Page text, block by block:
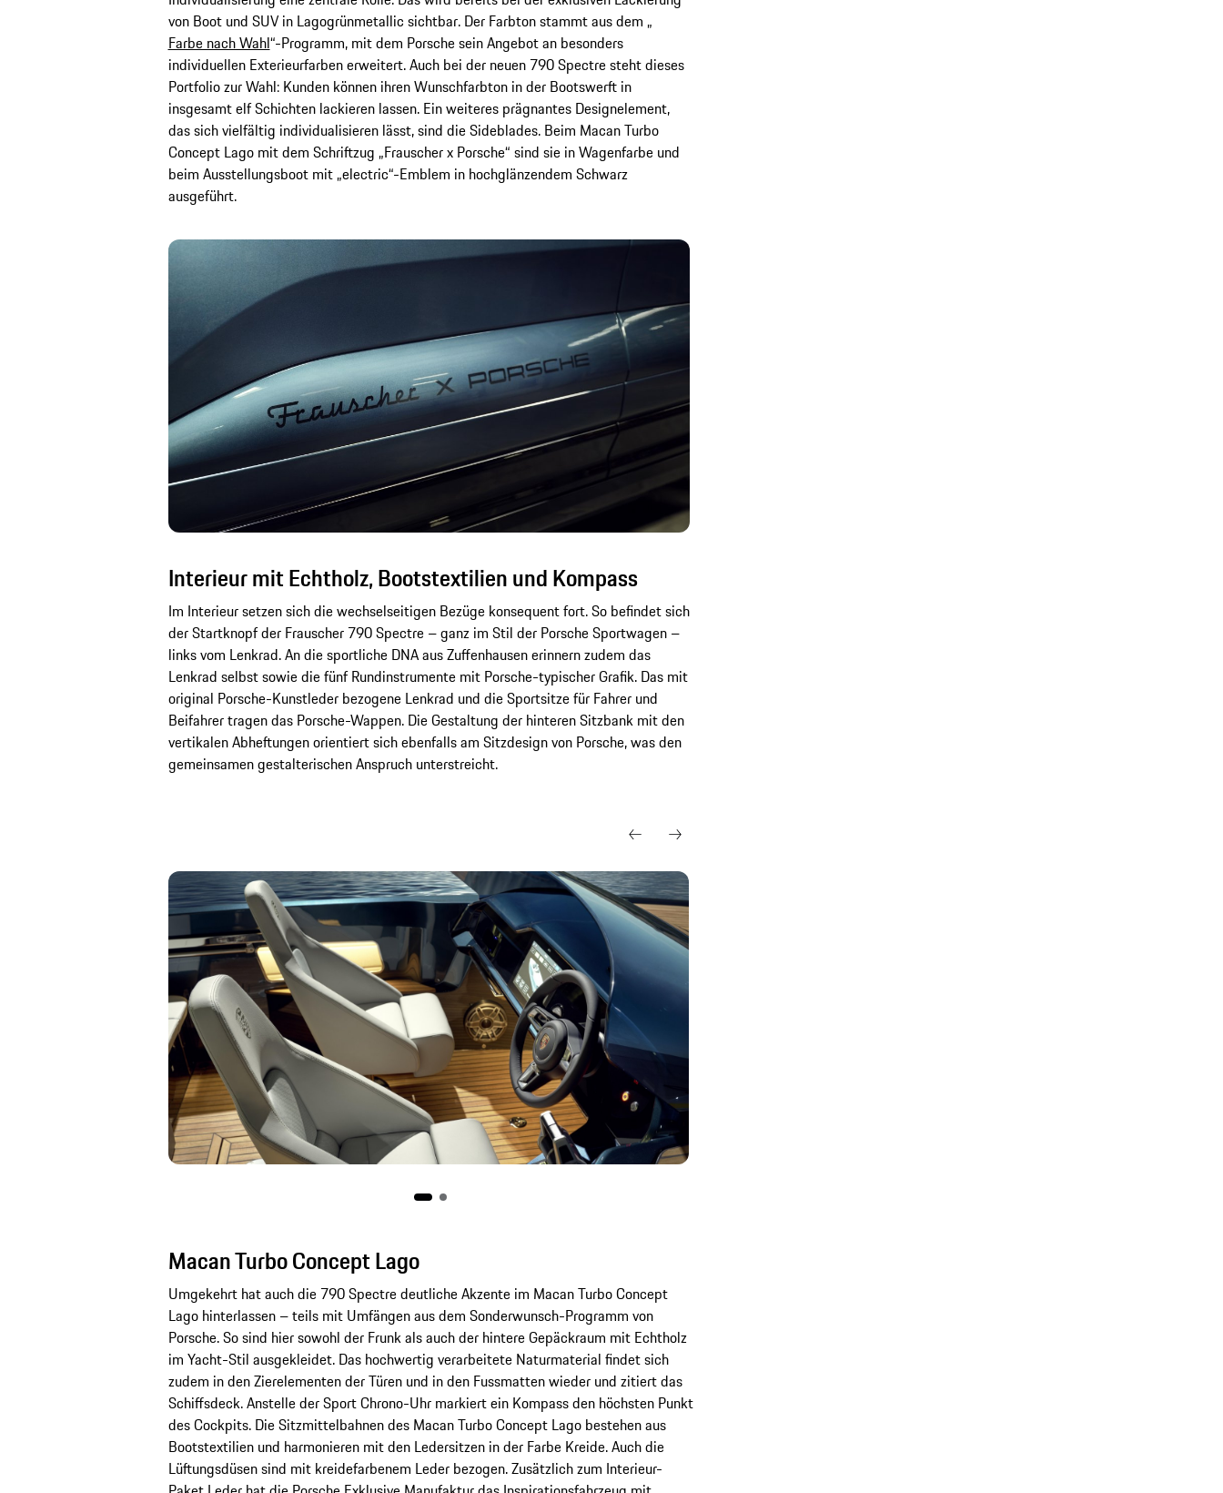
von Boot und SUV in Lagogrünmetallic sichtbar. Der Farbton stammt aus dem „
Farbe nach Wahl“-Programm, mit dem Porsche sein Angebot an besonders
individuellen Exterieurfarben erweitert. Auch bei der neuen 790 Spectre steht dieses
Portfolio zur Wahl: Kunden können ihren Wunschfarbton in der Bootswerft in
insgesamt elf Schichten lackieren lassen. Ein weiteres prägnantes Designelement,
das sich vielfältig individualisieren lässt, sind die Sideblades. Beim Macan Turbo
Concept Lago mit dem Schriftzug „Frauscher x Porsche“ sind sie in Wagenfarbe und
beim Ausstellungsboot mit „electric“-Emblem in hochglänzendem Schwarz
ausgeführt.
Interieur mit Echtholz, Bootstextilien und Kompass
Im Interieur setzen sich die wechselseitigen Bezüge konsequent fort. So befindet sich
der Startknopf der Frauscher 790 Spectre – ganz im Stil der Porsche Sportwagen –
links vom Lenkrad. An die sportliche DNA aus Zuffenhausen erinnern zudem das
Lenkrad selbst sowie die fünf Rundinstrumente mit Porsche-typischer Grafik. Das mit
original Porsche-Kunstleder bezogene Lenkrad und die Sportsitze für Fahrer und
Beifahrer tragen das Porsche-Wappen. Die Gestaltung der hinteren Sitzbank mit den
vertikalen Abheftungen orientiert sich ebenfalls am Sitzdesign von Porsche, was den
gemeinsamen gestalterischen Anspruch unterstreicht.
Macan Turbo Concept Lago
Umgekehrt hat auch die 790 Spectre deutliche Akzente im Macan Turbo Concept
Lago hinterlassen – teils mit Umfängen aus dem Sonderwunsch-Programm von
Porsche. So sind hier sowohl der Frunk als auch der hintere Gepäckraum mit Echtholz
im Yacht-Stil ausgekleidet. Das hochwertig verarbeitete Naturmaterial findet sich
zudem in den Zierelementen der Türen und in den Fussmatten wieder und zitiert das
Schiffsdeck. Anstelle der Sport Chrono-Uhr markiert ein Kompass den höchsten Punkt
des Cockpits. Die Sitzmittelbahnen des Macan Turbo Concept Lago bestehen aus
Bootstextilien und harmonieren mit den Ledersitzen in der Farbe Kreide. Auch die
Lüftungsdüsen sind mit kreidefarbenem Leder bezogen. Zusätzlich zum Interieur-